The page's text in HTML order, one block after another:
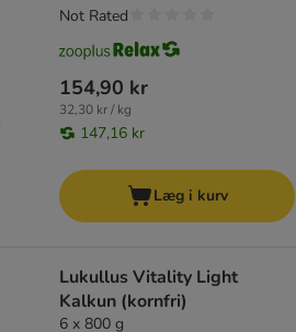
154,90 kr
32,30 kr / kg
147,16 kr
Not Rated
Læg i kurv
Lukullus Vitality Light
Kalkun (kornfri)
6 x 800 g